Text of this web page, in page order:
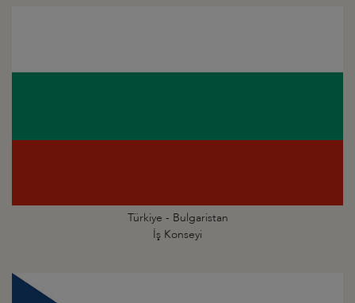
Türkiye - Bulgaristan
İş Konseyi